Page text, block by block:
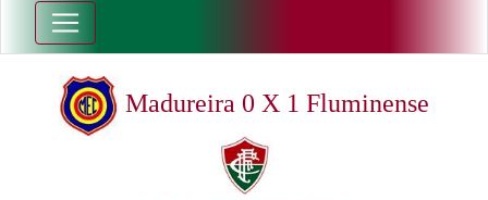
Madureira 0 X 1 Fluminense